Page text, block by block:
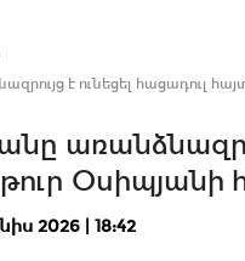
է ունեցել հացադուլ
Օսիպյանի
2026 | 18:42